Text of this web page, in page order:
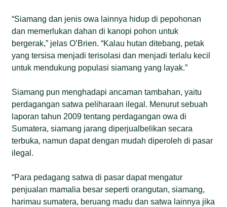
“Siamang dan jenis owa lainnya hidup di pepohonan
dan memerlukan dahan di kanopi pohon untuk
bergerak,” jelas O’Brien. “Kalau hutan ditebang, petak
yang tersisa menjadi terisolasi dan menjadi terlalu kecil
untuk mendukung populasi siamang yang layak.”
Siamang pun menghadapi ancaman tambahan, yaitu
perdagangan satwa peliharaan ilegal. Menurut sebuah
laporan tahun 2009 tentang perdagangan owa di
Sumatera, siamang jarang diperjualbelikan secara
terbuka, namun dapat dengan mudah diperoleh di pasar
ilegal.
“Para pedagang satwa di pasar dapat mengatur
penjualan mamalia besar seperti orangutan, siamang,
harimau sumatera, beruang madu dan satwa lainnya jika